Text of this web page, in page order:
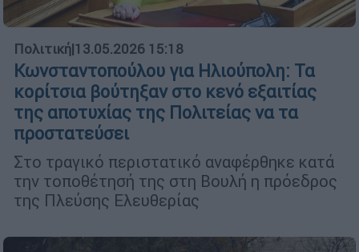
Πολιτική|13.05.2026 15:18
Κωνσταντοπούλου για Ηλιούπολη: Τα
κορίτσια βούτηξαν στο κενό εξαιτίας
της αποτυχίας της Πολιτείας να τα
προστατεύσει
Στο τραγικό περιστατικό αναφέρθηκε κατά
την τοποθέτησή της στη Βουλή η πρόεδρος
της Πλεύσης Ελευθερίας